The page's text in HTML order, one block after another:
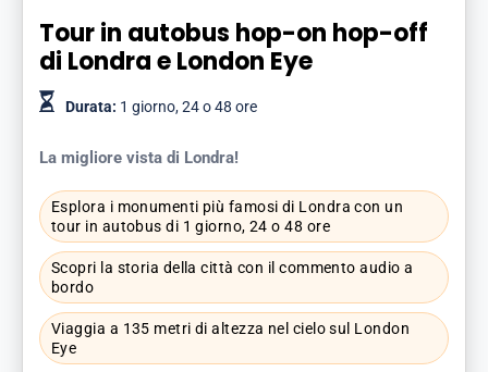
Tour in autobus hop-on hop-off
di Londra e London Eye
Durata: 1 giorno, 24 o 48 ore
La migliore vista di Londra!
Esplora i monumenti più famosi di Londra con un
tour in autobus di 1 giorno, 24 o 48 ore
Scopri la storia della città con il commento audio a
bordo
Viaggia a 135 metri di altezza nel cielo sul London
Eye